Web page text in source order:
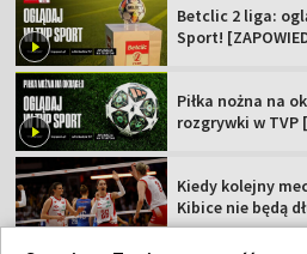
Betclic 2 liga:
Sport!
Piłka nożna na
rozgrywki w TVP
Kiedy kolejny
Kibice nie będą